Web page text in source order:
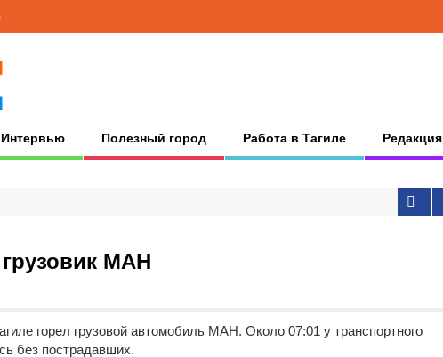
Интервью Полезный город Работа в Тагиле Редакция
МАН
горел грузовой автомобиль МАН. Около 07:01 у транспортного
без пострадавших.